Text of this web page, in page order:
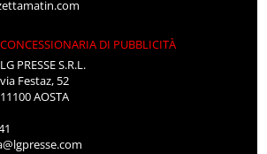
CONCESSIONARIA DI PUBBLICITÀ
LG PRESSE S.R.L.
via Festaz, 52
11100 AOSTA